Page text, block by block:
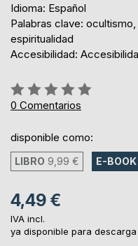
Idioma: Español
Palabras clave:
espiritualidad
Accesibilidad:
Rating:
0%
0 Comentarios
disponible como:
LIBRO 9,99 € E-BOOK
4,49 €
IVA incl.
ya disponible para descarga